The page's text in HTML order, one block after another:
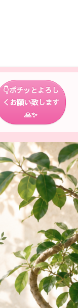
👇ポチッとよろし
くお願い致します
🙏✨